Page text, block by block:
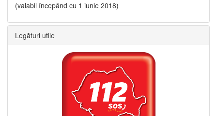
(valabil începând cu 1 iunie 2018)
Legături utile